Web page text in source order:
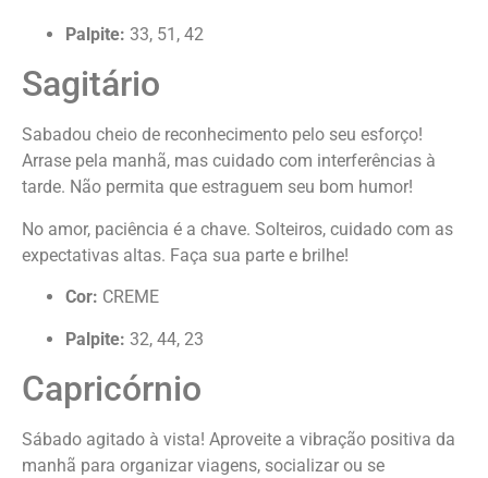
Palpite: 33, 51, 42
Sagitário
Sabadou cheio de reconhecimento pelo seu esforço!
Arrase pela manhã, mas cuidado com interferências à
tarde. Não permita que estraguem seu bom humor!
No amor, paciência é a chave. Solteiros, cuidado com as
expectativas altas. Faça sua parte e brilhe!
Cor: CREME
Palpite: 32, 44, 23
Capricórnio
Sábado agitado à vista! Aproveite a vibração positiva da
manhã para organizar viagens, socializar ou se